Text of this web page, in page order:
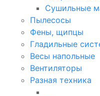
Сушильные
Пылесосы
Фены, щипцы
Гладильные
Весы напольные
Вентиляторы
Разная техника